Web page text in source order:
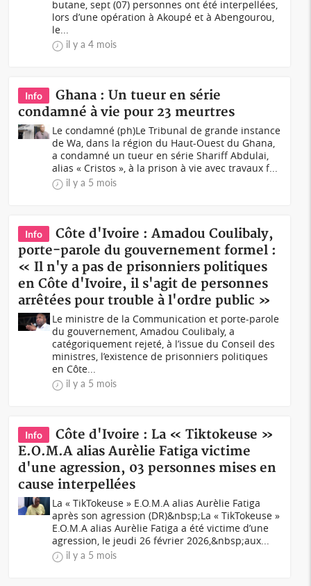
butane, sept (07) personnes ont été interpellées,
lors d’une opération à Akoupé et à Abengourou,
le...
il y a 4 mois
Info
Ghana : Un tueur en série
condamné à vie pour 23 meurtres
Le condamné (ph)Le Tribunal de grande instance
de Wa, dans la région du Haut-Ouest du Ghana,
a condamné un tueur en série Shariff Abdulai,
alias « Cristos », à la prison à vie avec travaux f...
il y a 5 mois
Info
Côte d'Ivoire : Amadou Coulibaly,
porte-parole du gouvernement formel :
« Il n'y a pas de prisonniers politiques
en Côte d'Ivoire, il s'agit de personnes
arrêtées pour trouble à l'ordre public »
Le ministre de la Communication et porte-parole
du gouvernement, Amadou Coulibaly, a
catégoriquement rejeté, à l’issue du Conseil des
ministres, l’existence de prisonniers politiques
en Côte...
il y a 5 mois
Info
Côte d'Ivoire : La « Tiktokeuse »
E.O.M.A alias Aurèlie Fatiga victime
d'une agression, 03 personnes mises en
cause interpellées
La « TikTokeuse » E.O.M.A alias Aurèlie Fatiga
après son agression (DR)&nbsp;La « TikTokeuse »
E.O.M.A alias Aurèlie Fatiga a été victime d’une
agression, le jeudi 26 février 2026,&nbsp;aux...
il y a 5 mois